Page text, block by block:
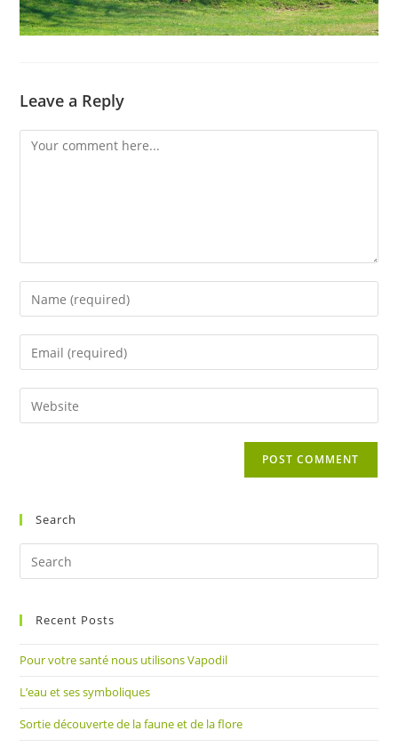
Leave a Reply
Comment
Enter
your
name
comment
Enter
your
email
address
Enter
your
Search
Recent Posts
Pour votre santé nous utilisons Vapodil
L’eau et ses symboliques
Sortie découverte de la faune et de la flore